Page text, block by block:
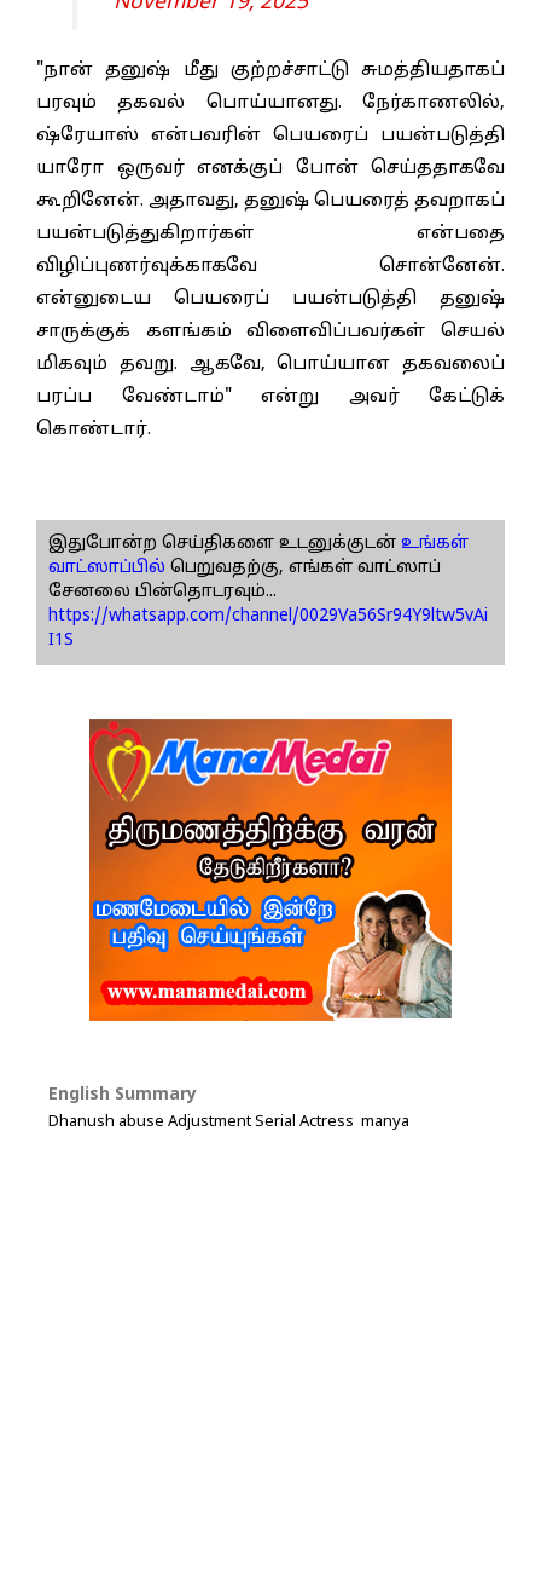
"நான் தனுஷ் மீது குற்றச்சாட்டு சுமத்தியதாகப்
பரவும் தகவல் பொய்யானது. நேர்காணலில்,
ஷ்ரேயாஸ் என்பவரின் பெயரைப் பயன்படுத்தி
யாரோ ஒருவர் எனக்குப் போன் செய்ததாகவே
கூறினேன். அதாவது, தனுஷ் பெயரைத் தவறாகப்
பயன்படுத்துகிறார்கள் என்பதை
விழிப்புணர்வுக்காகவே சொன்னேன்.
என்னுடைய பெயரைப் பயன்படுத்தி தனுஷ்
சாருக்குக் களங்கம் விளைவிப்பவர்கள் செயல்
மிகவும் தவறு. ஆகவே, பொய்யான தகவலைப்
பரப்ப வேண்டாம்" என்று அவர் கேட்டுக்
கொண்டார்.
இதுபோன்ற செய்திகளை உடனுக்குடன் உங்கள்
வாட்ஸாப்பில் பெறுவதற்கு, எங்கள் வாட்ஸாப்
சேனலை பின்தொடரவும்...
https://whatsapp.com/channel/0029Va56Sr94Y9ltw5vAi
I1S
English Summary
Dhanush abuse Adjustment Serial Actress manya